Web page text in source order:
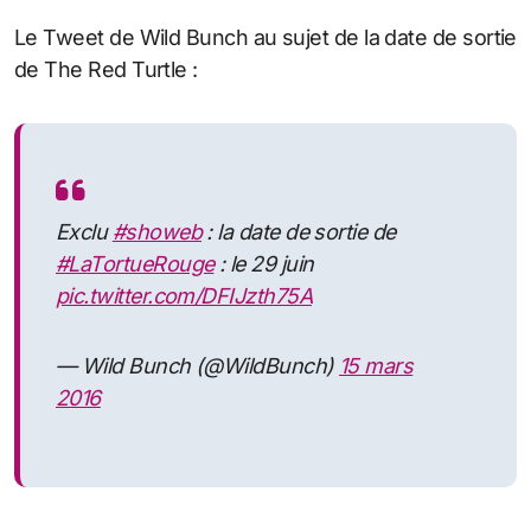
Le Tweet de Wild Bunch au sujet de la date de sortie
de The Red Turtle :
Exclu#showeb: la date de sortie de
#LaTortueRouge: le 29 juin
pic.twitter.com/DFIJzth75A
— Wild Bunch (@WildBunch) 15 mars
2016